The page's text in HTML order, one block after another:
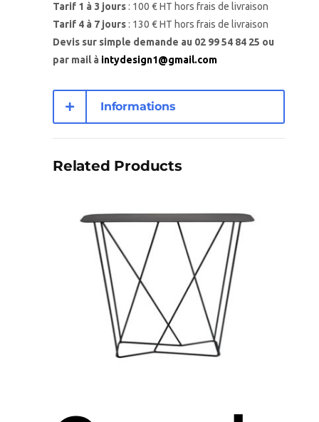
Tarif 1 à 3 jours : 100 € HT hors frais de livraison
Tarif 4 à 7 jours : 130 € HT hors frais de livraison
Devis sur simple demande au 02 99 54 84 25 ou
par mail à intydesign1@gmail.com
Informations
complémentaires
Related Products